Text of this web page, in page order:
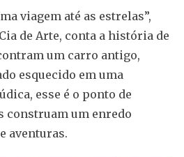
viagem até as estrelas”,
de Arte, conta a história de
um carro antigo,
esquecido em uma
esse é o ponto de
construam um enredo
aventuras.